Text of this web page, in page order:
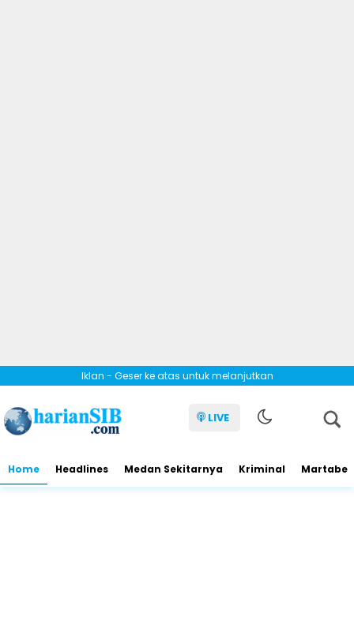
Iklan - Geser ke atas untuk melanjutkan
LIVE
Home Headlines Medan Sekitarnya Kriminal Martabe